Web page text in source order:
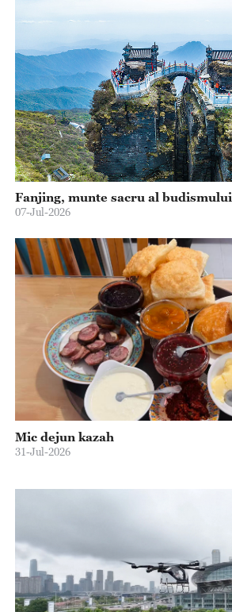
Fanjing, munte sacru al budismului
07-Jul-2026
Mic dejun kazah
31-Jul-2026